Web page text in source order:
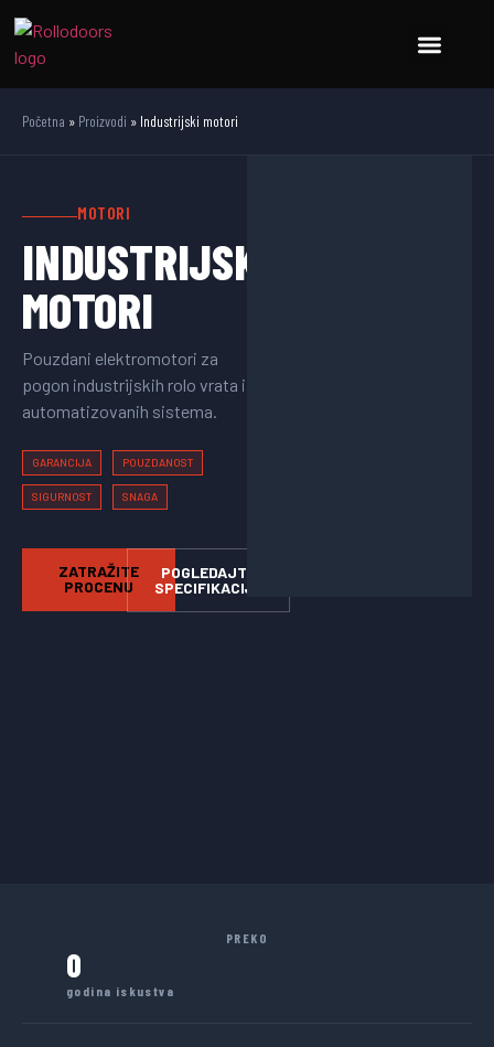
Početna » Proizvodi » Industrijski motori
MOTORI
INDUSTRIJSKI
MOTORI
Pouzdani elektromotori za
pogon industrijskih rolo vrata i
automatizovanih sistema.
GARANCIJA POUZDANOST
SIGURNOST SNAGA
ZATRAŽITE
PROCENU
POGLEDAJTE
SPECIFIKACIJE
PREKO
0
godina iskustva